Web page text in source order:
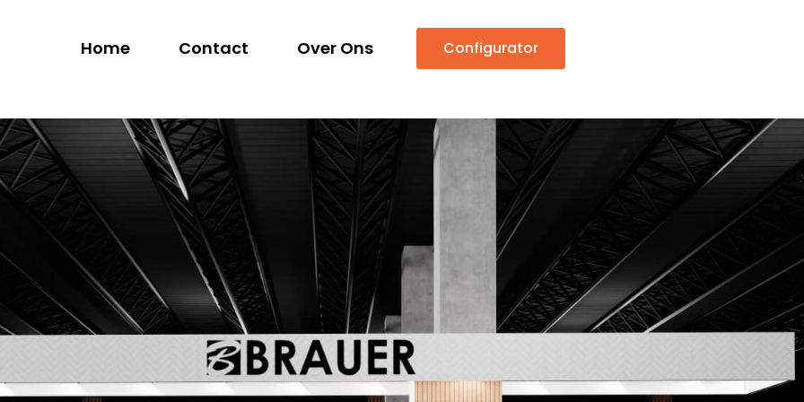
Home Contact Over Ons Configurator